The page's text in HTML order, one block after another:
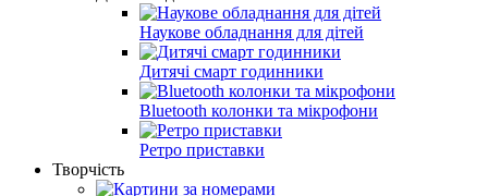
Наукове обладнання для дітей
Дитячі смарт годинники
Bluetooth колонки та мікрофони
Ретро приставки
Творчість